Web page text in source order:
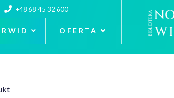
+48 68 45 32 600
OFERTA